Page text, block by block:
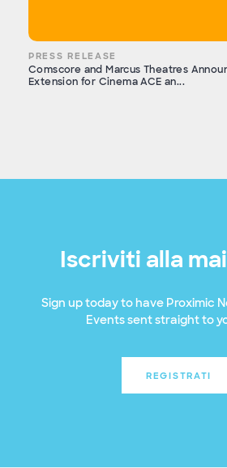
PRESS RELEASE
Comscore and Marcus Theatres
Extension for Cinema ACE an...
Iscriviti alla
Sign up today to have Proximic
Events sent straight to
REGISTRATI